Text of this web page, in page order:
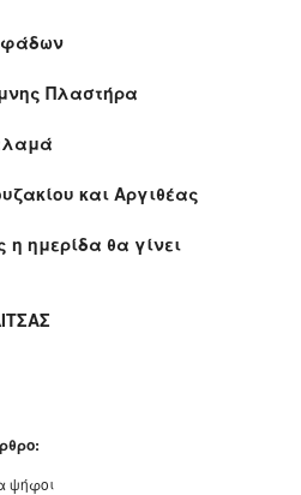
Πλαστήρα
και Αργιθέας
η ημερίδα θα γίνει
ψήφοι